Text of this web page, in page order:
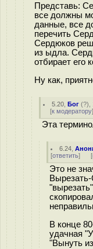
Представь:
все должны
данные, все
перечить
Сердюков
из ыдла.
отбирает его
Ну как,
5.20 ,Бог (?),
[к модератору]
Эта
6.24 ,
[ответить] [
Это не
В конце
удачная
"Вынуть